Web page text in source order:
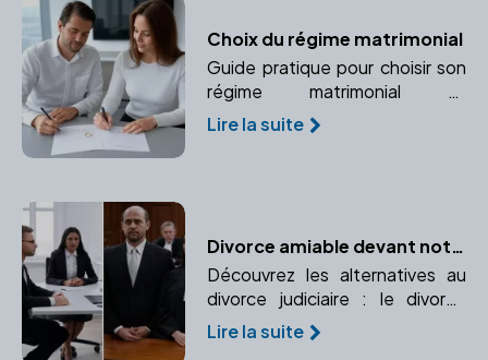
Choix du régime matrimonial
Guide pratique pour choisir son
régime matrimonial et
comprendre les implications
juridiques avec l'aide d'un
Lire la suite
Divorce amiable devant notaire ou procédure judiciaire : quelles différences ?
Découvrez les alternatives au
divorce judiciaire : le divorce
amiable devant notaire et la
procédure judiciaire. Comparez
Lire la suite